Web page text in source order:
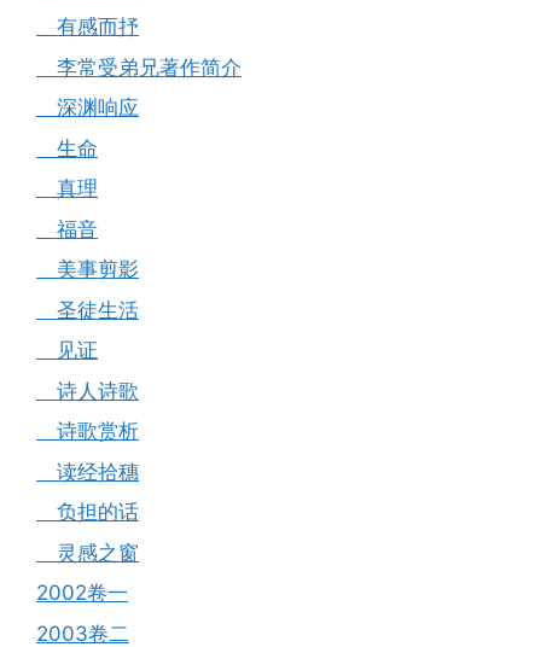
有感而抒
李常受弟兄著作简介
深渊响应
生命
真理
福音
美事剪影
圣徒生活
见证
诗人诗歌
诗歌赏析
读经拾穗
负担的话
灵感之窗
2002卷一
2003卷二